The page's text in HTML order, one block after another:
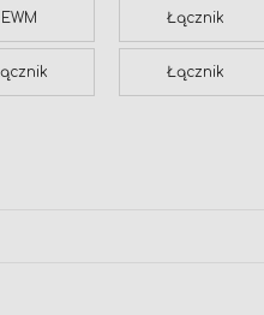
EWM Łącznik
Łącznik